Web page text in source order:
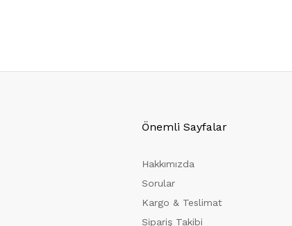
Önemli Sayfalar
Hakkımızda
Sorular
Kargo & Teslimat
Sipariş Takibi